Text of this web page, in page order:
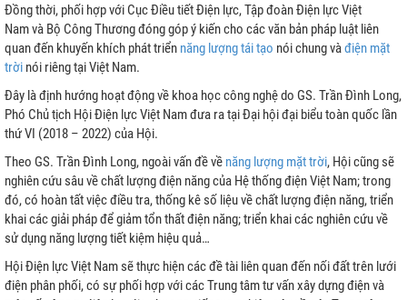
TRỮ
MẶT TRỜI
Đồng thời, phối hợp với Cục Điều tiết Điện lực, Tập đoàn Điện lực Việt
Nam và Bộ Công Thương đóng góp ý kiến cho các văn bản pháp luật liên
quan đến khuyến khích phát triển năng lượng tái tạo nói chung vàđiện mặt
trời nói riêng tại Việt Nam.
Đây là định hướng hoạt động về khoa học công nghệ do GS. Trần Đình Long,
Phó Chủ tịch Hội Điện lực Việt Nam đưa ra tại Đại hội đại biểu toàn quốc lần
thứ VI (2018 – 2022) của Hội.
Theo GS. Trần Đình Long, ngoài vấn đề về năng lượng mặt trời, Hội cũng sẽ
nghiên cứu sâu về chất lượng điện năng của Hệ thống điện Việt Nam; trong
đó, có hoàn tất việc điều tra, thống kê số liệu về chất lượng điện năng, triển
khai các giải pháp để giảm tổn thất điện năng; triển khai các nghiên cứu về
sử dụng năng lượng tiết kiệm hiệu quả…
Hội Điện lực Việt Nam sẽ thực hiện các đề tài liên quan đến nối đất trên lưới
điện phân phối, có sự phối hợp với các Trung tâm tư vấn xây dựng điện và